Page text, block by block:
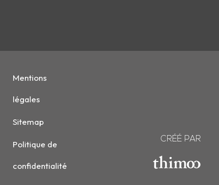
Mentions
légales
Sitemap
Politique de
confidentialité
CRÉÉ PAR